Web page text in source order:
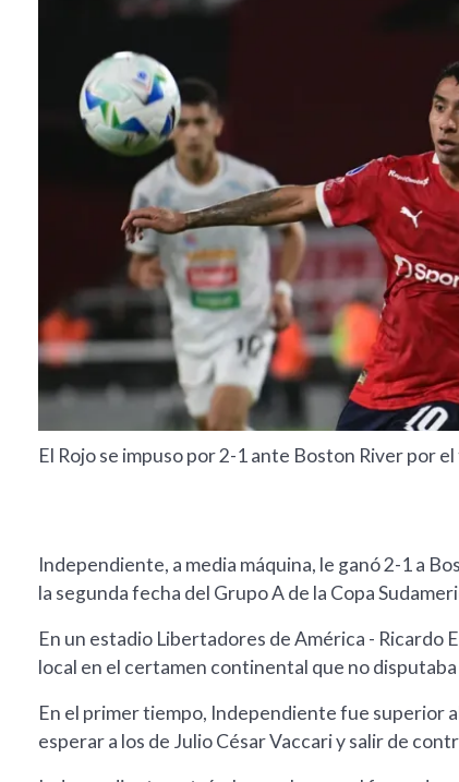
El Rojo se impuso por 2-1 ante Boston River por
Independiente, a media máquina, le ganó 2-1 a
la segunda fecha del Grupo A de la Copa
En un estadio Libertadores de América -
local en el certamen continental que no
En el primer tiempo, Independiente fue superior
esperar a los de Julio César Vaccari y salir de